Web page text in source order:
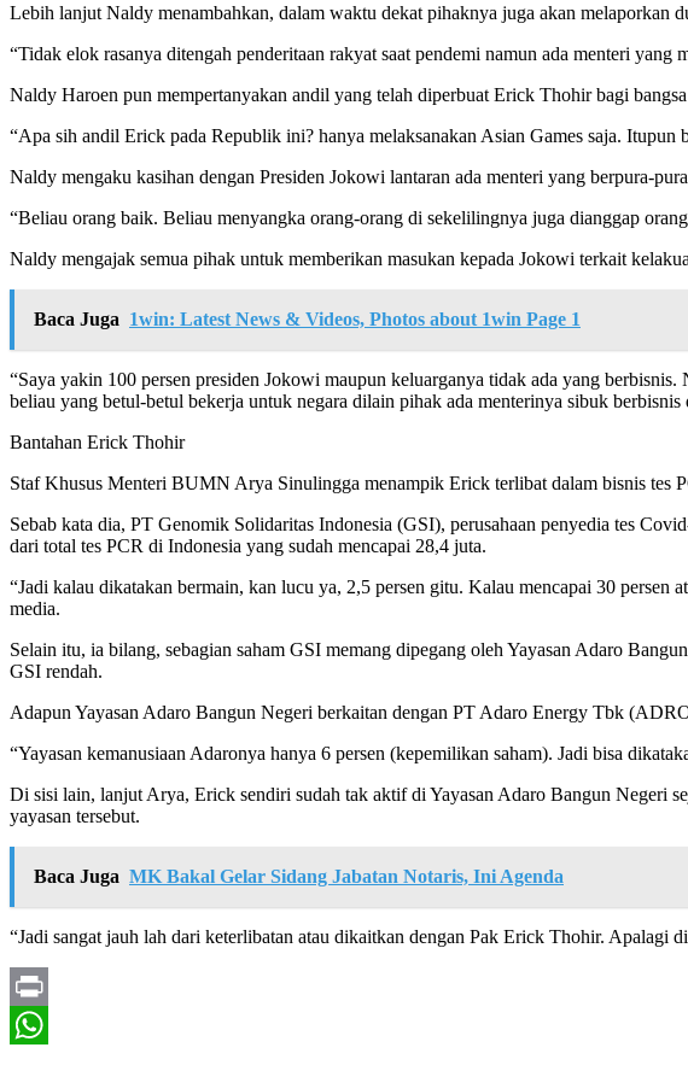
Lebih lanjut Naldy menambahkan, dalam waktu dekat pihaknya juga akan melaporkan
“Tidak elok rasanya ditengah penderitaan rakyat saat pendemi namun ada menteri
Naldy Haroen pun mempertanyakan andil yang telah diperbuat Erick Thohir bagi
“Apa sih andil Erick pada Republik ini? hanya melaksanakan Asian Games saja.
Naldy mengaku kasihan dengan Presiden Jokowi lantaran ada menteri yang berpura-
“Beliau orang baik. Beliau menyangka orang-orang di sekelilingnya juga dianggap
Naldy mengajak semua pihak untuk memberikan masukan kepada Jokowi terkait
Baca Juga 1win: Latest News & Videos, Photos about 1win Page 1
“Saya yakin 100 persen presiden Jokowi maupun keluarganya tidak ada yang
beliau yang betul-betul bekerja untuk negara dilain pihak ada menterinya sibuk
Bantahan Erick Thohir
Staf Khusus Menteri BUMN Arya Sinulingga menampik Erick terlibat dalam bisnis tes
Sebab kata dia, PT Genomik Solidaritas Indonesia (GSI), perusahaan penyedia tes
dari total tes PCR di Indonesia yang sudah mencapai 28,4 juta.
“Jadi kalau dikatakan bermain, kan lucu ya, 2,5 persen gitu. Kalau mencapai 30
media.
Selain itu, ia bilang, sebagian saham GSI memang dipegang oleh Yayasan Adaro
GSI rendah.
Adapun Yayasan Adaro Bangun Negeri berkaitan dengan PT Adaro Energy Tbk
“Yayasan kemanusiaan Adaronya hanya 6 persen (kepemilikan saham). Jadi bisa
Di sisi lain, lanjut Arya, Erick sendiri sudah tak aktif di Yayasan Adaro Bangun Negeri
yayasan tersebut.
Baca Juga MK Bakal Gelar Sidang Jabatan Notaris, Ini Agenda
“Jadi sangat jauh lah dari keterlibatan atau dikaitkan dengan Pak Erick Thohir. Apalagi
Print